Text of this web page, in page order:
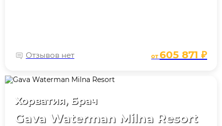
Отзывов нет от605 871 ₽
Хорватия, Брач
Gava Waterman Milna Resort